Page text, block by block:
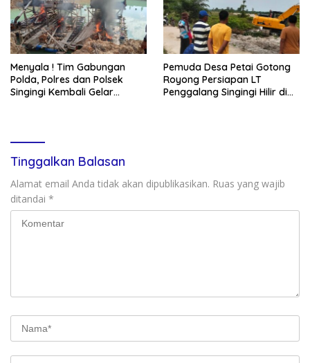
Menyala ! Tim Gabungan
Polda, Polres dan Polsek
Singingi Kembali Gelar
Pemuda Desa Petai Gotong
Royong Persiapan LT
Penggalang Singingi Hilir di
Tinggalkan Balasan
Alamat email Anda tidak akan dipublikasikan. Ruas yang wajib
ditandai *